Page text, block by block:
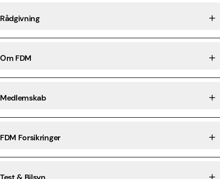
Rådgivning
Om FDM
Medlemskab
FDM Forsikringer